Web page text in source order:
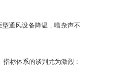
通风设备降温，嘈杂声不
标体系的谈判尤为激烈：